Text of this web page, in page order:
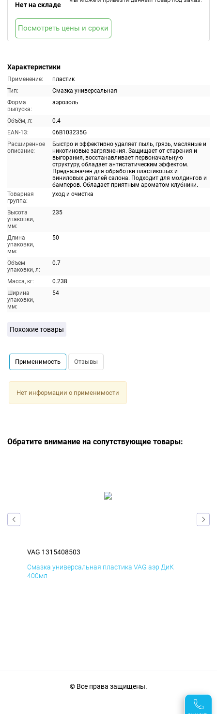
Характеристики
Применение:
пластик
Тип:
Смазка универсальная
Форма
выпуска:
аэрозоль
Объём, л:
0.4
EAN-13:
06B103235G
Расширенное
описание:
Быстро и эффективно удаляет пыль, грязь, масляные и
никотиновые загрязнения. Защищает от старения и
выгорания, восстанавливает первоначальную
структуру, обладает антистатическим эффектом.
Предназначен для обработки пластиковых и
виниловых деталей салона. Подходит для молдингов и
бамперов. Обладает приятным ароматом клубники.
Товарная
группа:
уход и очистка
Высота
упаковки,
мм:
235
Длина
упаковки,
мм:
50
Объем
упаковки, л:
0.7
Масса, кг:
0.238
Ширина
упаковки,
мм:
54
Нет на складе
Посмотреть цены и сроки
Похожие товары
Применимость Отзывы
Нет информации о применимости
Обратите внимание на сопутствующие товары:
VAG 1315408503
Смазка универсальная пластика VAG аэр ДиК
400мл
© Все права защищены.